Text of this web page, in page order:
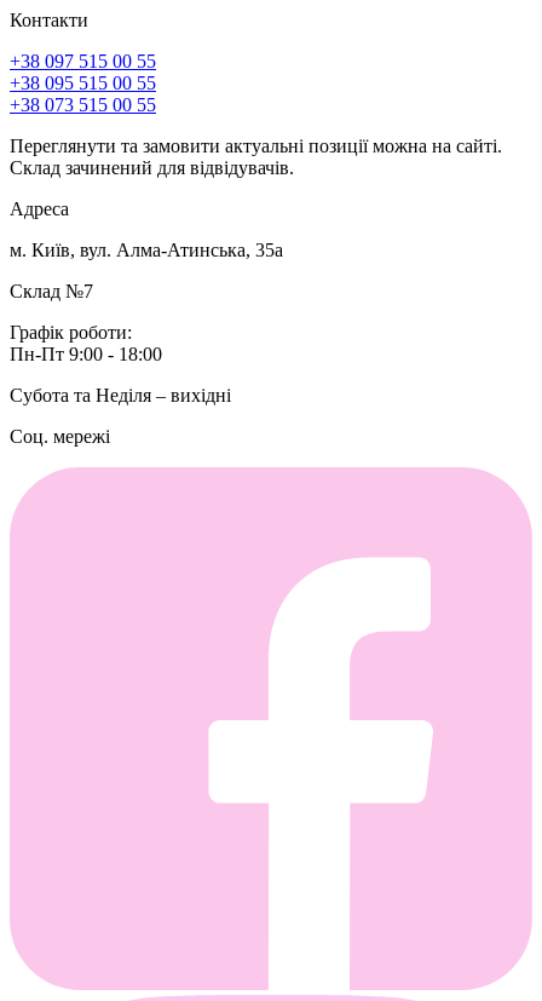
Контакти
+38 097 515 00 55
+38 095 515 00 55
+38 073 515 00 55
Переглянути та замовити актуальні позиції можна на сайті.
Склад зачинений для відвідувачів.
Адреса
м. Київ, вул. Алма-Атинська, 35а
Склад №7
Графік роботи:
Пн-Пт 9:00 - 18:00
Субота та Неділя – вихідні
Соц. мережі